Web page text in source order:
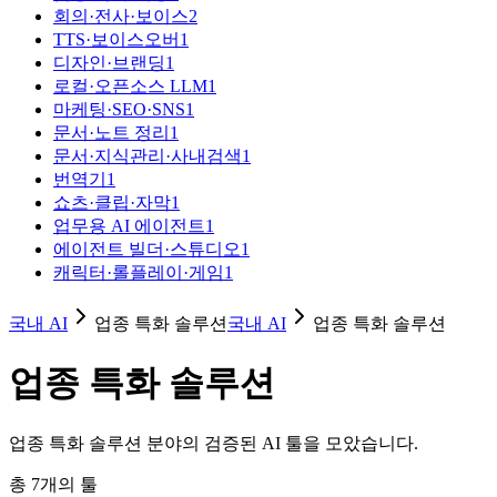
회의·전사·보이스2
TTS·보이스오버 1
디자인·브랜딩1
로컬·오픈소스 LLM1
마케팅·SEO·SNS1
문서·노트 정리 1
문서·지식관리·사내검색1
번역기 1
쇼츠·클립·자막1
업무용 AI 에이전트1
에이전트 빌더·스튜디오1
캐릭터·롤플레이·게임1
국내 AI 업종 특화 솔루션 국내 AI 업종 특화 솔루션
업종 특화 솔루션
업종 특화 솔루션 분야의 검증된 AI 툴을 모았습니다.
총 7개의 툴